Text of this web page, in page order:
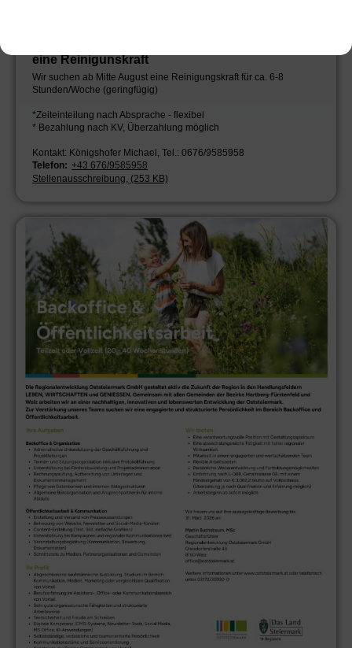
eine Reinigunskraft
Wir suchen ab Mitte August eine Reinigungskraft für ca. 6-8
Stunden/Woche (geringfügig)
*Zeiteinteilung nach Absprache - flexibel
* Bezahlung nach KV, Überzahlung möglich
Kontakt: Königshofer Michael, Tel.: 0676/9585958
Telefon: +43 676/9585958
Stellenausschreibung, (253 KB)